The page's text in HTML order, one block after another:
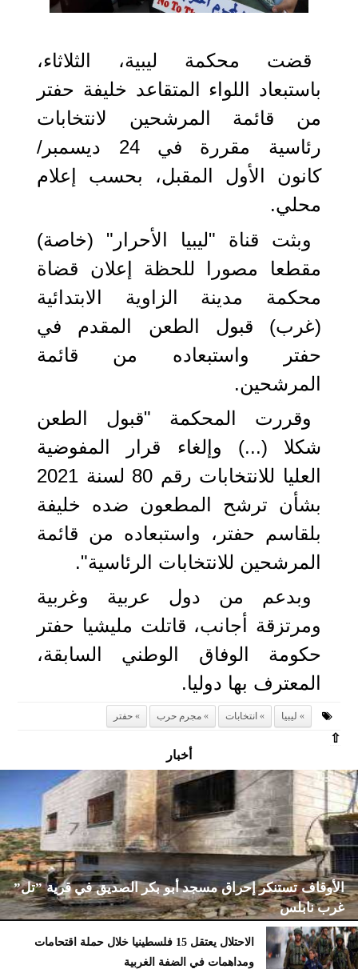
قضت محكمة ليبية، الثلاثاء،
باستبعاد اللواء المتقاعد خليفة حفتر
من قائمة المرشحين لانتخابات
رئاسية مقررة في 24 ديسمبر/
كانون الأول المقبل، بحسب إعلام
محلي.
وبثت قناة "ليبيا الأحرار" (خاصة)
مقطعا مصورا للحظة إعلان قضاة
محكمة مدينة الزاوية الابتدائية
(غرب) قبول الطعن المقدم في
حفتر واستبعاده من قائمة
المرشحين.
وقررت المحكمة "قبول الطعن
شكلا (...) وإلغاء قرار المفوضية
العليا للانتخابات رقم 80 لسنة 2021
بشأن ترشح المطعون ضده خليفة
بلقاسم حفتر، واستبعاده من قائمة
المرشحين للانتخابات الرئاسية".
وبدعم من دول عربية وغربية
ومرتزقة أجانب، قاتلت مليشيا حفتر
حكومة الوفاق الوطني السابقة،
المعترف بها دوليا.
ليبيا انتخابات مجرم حرب حفتر
⇧
أخبار
الأوقاف تستنكر إحراق مسجد أبو بكر الصديق في قرية ”تل”
غرب نابلس
الاحتلال يعتقل 15 فلسطينيا خلال حملة اقتحامات
ومداهمات في الضفة الغربية